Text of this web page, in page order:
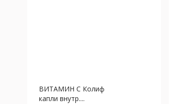
ВИТАМИН С Колиф
капли внутр....